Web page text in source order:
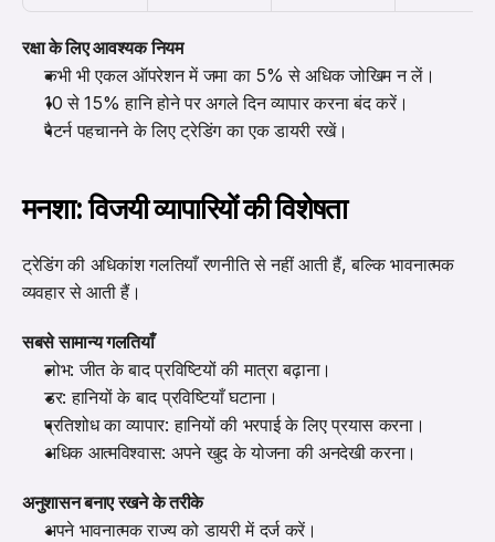
रक्षा के लिए आवश्यक नियम
कभी भी एकल ऑपरेशन में जमा का 5% से अधिक जोखिम न लें।
10 से 15% हानि होने पर अगले दिन व्यापार करना बंद करें।
पैटर्न पहचानने के लिए ट्रेडिंग का एक डायरी रखें।
मनशा: विजयी व्यापारियों की विशेषता
ट्रेडिंग की अधिकांश गलतियाँ रणनीति से नहीं आती हैं, बल्कि भावनात्मक
व्यवहार से आती हैं।
सबसे सामान्य गलतियाँ
लोभ: जीत के बाद प्रविष्टियों की मात्रा बढ़ाना।
डर: हानियों के बाद प्रविष्टियाँ घटाना।
प्रतिशोध का व्यापार: हानियों की भरपाई के लिए प्रयास करना।
अधिक आत्मविश्वास: अपने खुद के योजना की अनदेखी करना।
अनुशासन बनाए रखने के तरीके
अपने भावनात्मक राज्य को डायरी में दर्ज करें।